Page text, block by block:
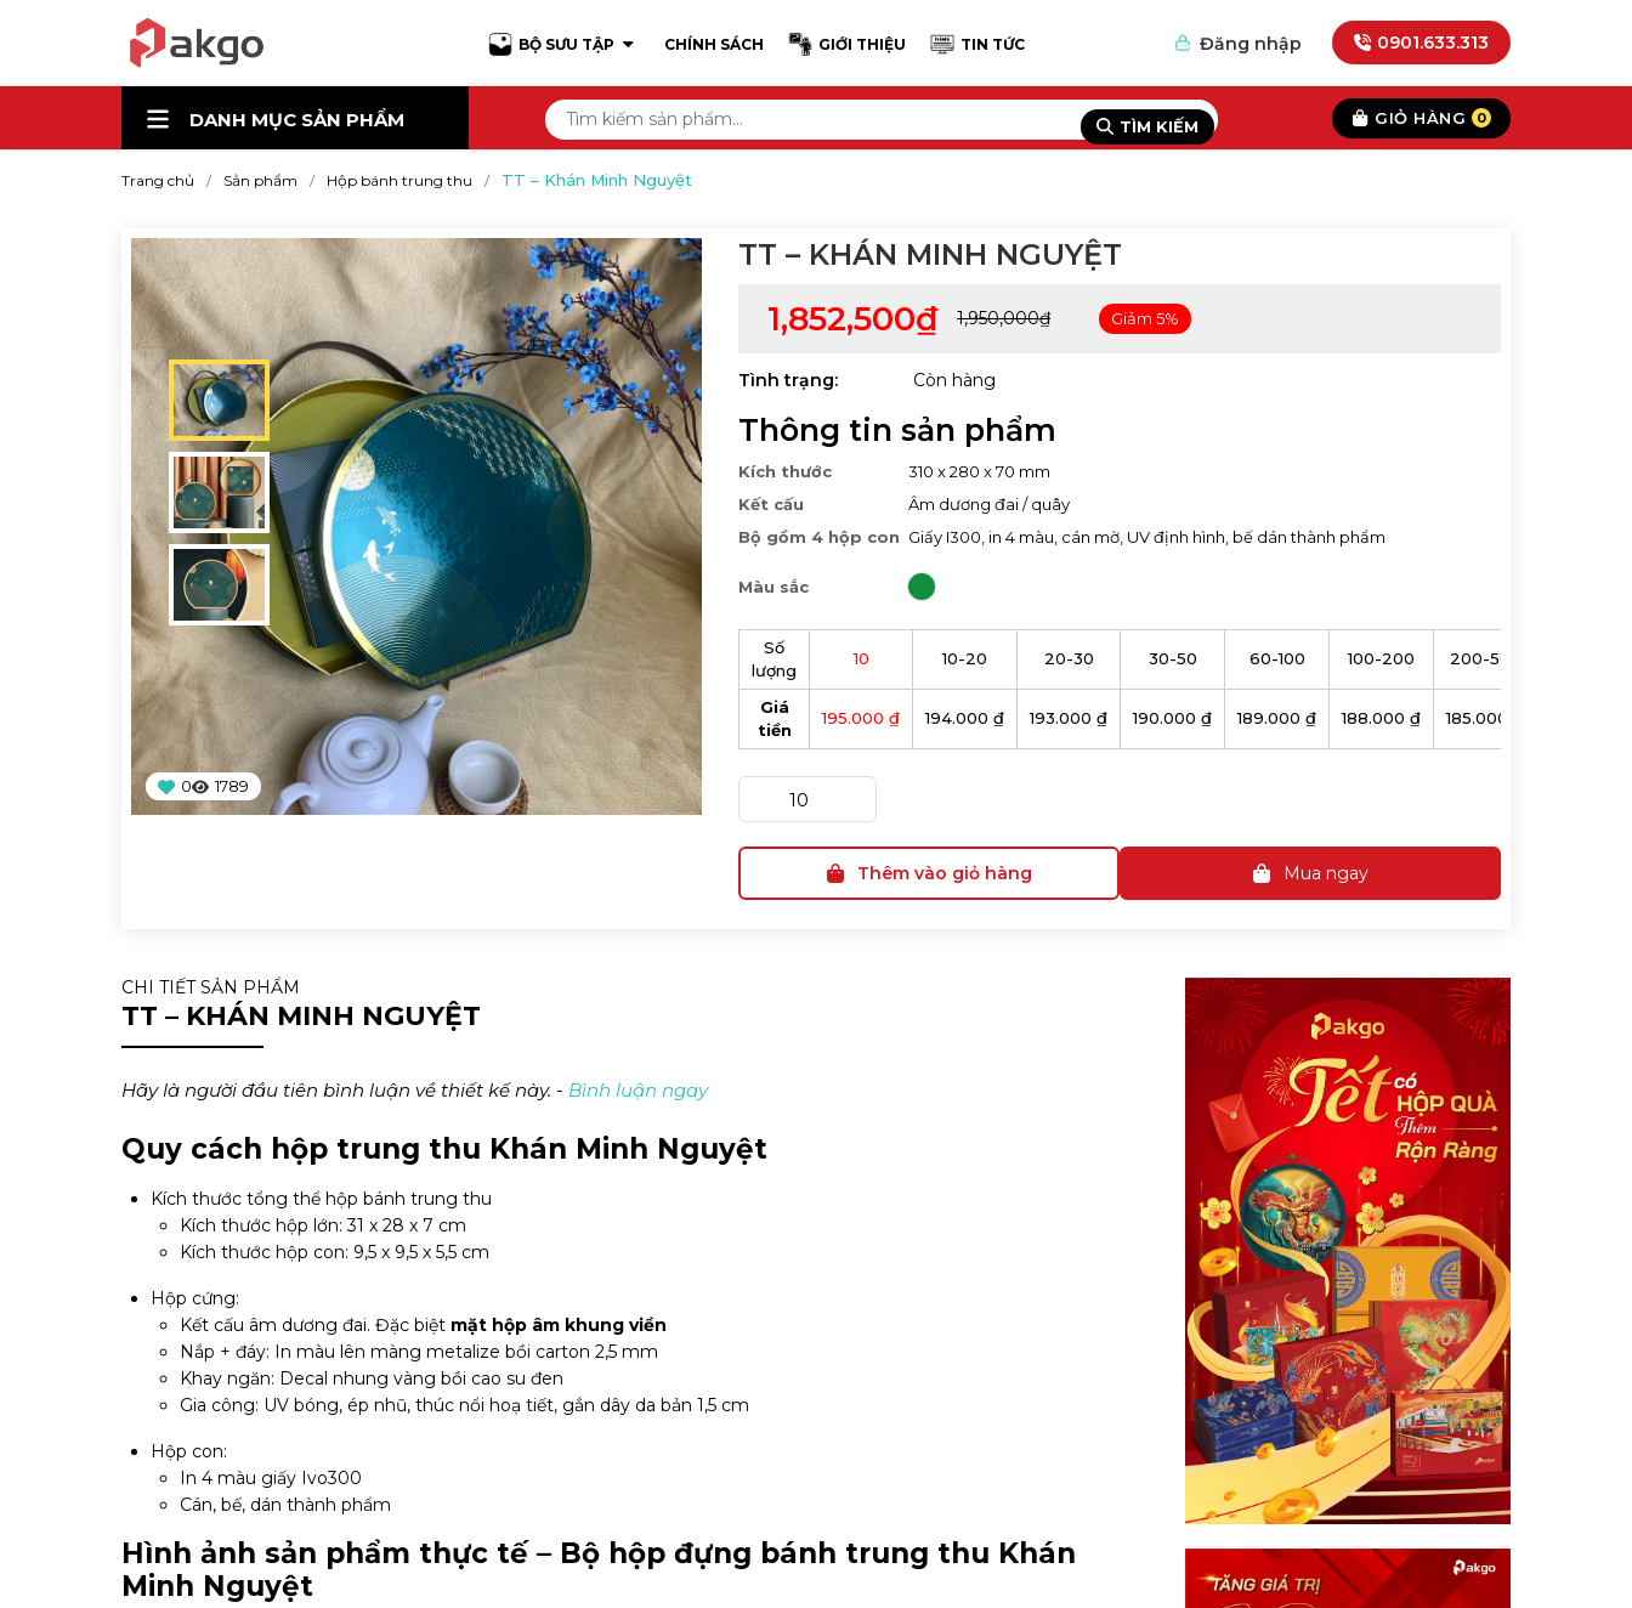
BỘ SƯU TẬP CHÍNH SÁCH GIỚI THIỆU TIN TỨC Đăng nhập 0901.633.313
DANH MỤC SẢN PHẨM TÌM KIẾM GIỎ HÀNG 0
Trang chủ Sản phẩm Hộp bánh trung thu TT – Khán Minh Nguyệt
0 1789
TT – KHÁN MINH NGUYỆT
1,852,500₫ 1,950,000₫ Giảm 5%
Tình trạng: Còn hàng
Thông tin sản phẩm
Kích thước
310 x 280 x 70 mm
Kết cấu
Âm dương đai / quây
Bộ gồm 4 hộp con Giấy I300, in 4 màu, cán mờ, UV định hình, bế dán thành phẩm
Màu sắc
Số
lượng
10 10-20 20-30 30-50 60-100 100-200 200-500
Giá
tiền
195.000 ₫ 194.000 ₫ 193.000 ₫ 190.000 ₫ 189.000 ₫ 188.000 ₫ 185.000 ₫
Thêm vào giỏ hàng Mua ngay
CHI TIẾT SẢN PHẨM
TT – KHÁN MINH NGUYỆT
Hãy là người đầu tiên bình luận về thiết kế này. - Bình luận ngay
Quy cách hộp trung thu Khán Minh Nguyệt
Kích thước tổng thể hộp bánh trung thu
Kích thước hộp lớn: 31 x 28 x 7 cm
Kích thước hộp con: 9,5 x 9,5 x 5,5 cm
Hộp cứng:
Kết cấu âm dương đai. Đặc biệt mặt hộp âm khung viền
Nắp + đáy: In màu lên màng metalize bồi carton 2,5 mm
Khay ngăn: Decal nhung vàng bồi cao su đen
Gia công: UV bóng, ép nhũ, thúc nổi hoạ tiết, gắn dây da bản 1,5 cm
Hộp con:
In 4 màu giấy Ivo300
Cán, bế, dán thành phẩm
Hình ảnh sản phẩm thực tế – Bộ hộp đựng bánh trung thu Khán
Minh Nguyệt